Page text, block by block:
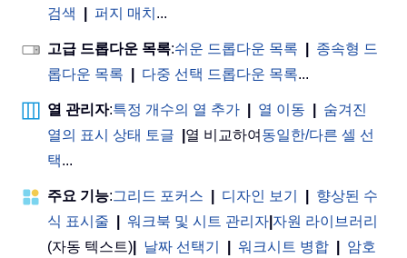
검색
퍼지 매치 ...
고급 드롭다운 목록:쉬운 드롭다운 목록
종속형 드
롭다운 목록
다중 선택 드롭다운 목록...
열 관리자:특정 개수의 열 추가 열 이동
숨겨진
열의 표시 상태 토글
열 비교하여 동일한/다른 셀 선
택...
주요 기능:그리드 포커스 디자인 보기
향상된 수
식 표시줄
워크북 및 시트 관리자 자원 라이브러리
(자동 텍스트)
날짜 선택기 워크시트 병합
암호